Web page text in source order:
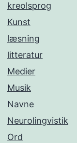
kreolsprog
Kunst
læsning
litteratur
Medier
Musik
Navne
Neurolingvistik
Ord